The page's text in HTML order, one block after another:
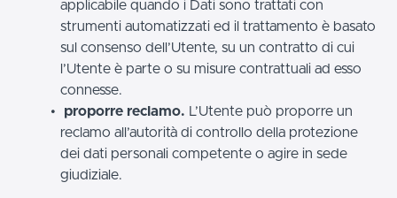
applicabile quando i Dati sono trattati con
strumenti automatizzati ed il trattamento è basato
sul consenso dell’Utente, su un contratto di cui
l’Utente è parte o su misure contrattuali ad esso
connesse.
proporre reclamo. L’Utente può proporre un
reclamo all’autorità di controllo della protezione
dei dati personali competente o agire in sede
giudiziale.